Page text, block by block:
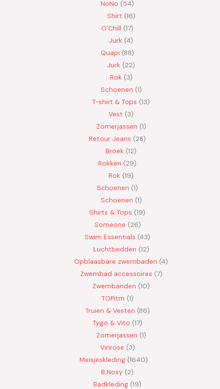
NoNo
54
Shirt 16
O'Chill 17
Jurk 4
Quapi 88
Jurk
22
Rok 3
Schoenen 1
T-shirt & Tops 13
Vest
3
Zomerjassen 1
Retour Jeans
28
Broek 12
Rokken
29
Rok 19
Schoenen 1
Schoenen 1
Shirts & Tops 19
Someone 26
Swim Essentials 43
Luchtbedden 12
Opblaasbare zwembaden 4
Zwembad accessoires 7
Zwembanden 10
TOPitm 1
Truien & Vesten 86
Tygo & Vito 17
Zomerjassen 1
Vinrose 3
Meisjeskleding 1640
B.Nosy
2
Badkleding 19